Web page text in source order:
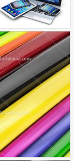
18
تصویر با کیفیت
لپ تاپ و تبلت و
گوشی
117